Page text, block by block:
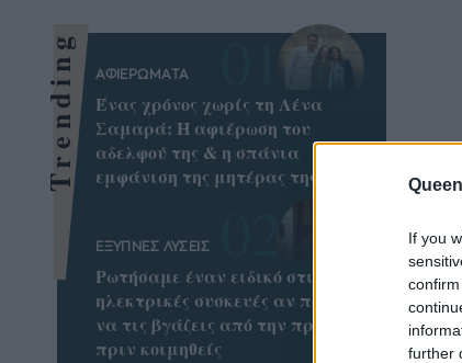
If you
further
Trending ΑΦΙΕΡΩΜΑΤΑ
Ένας χρόνος χωρίς τη Λένα
Σαμαρά: Η αφιέρωση του
αδελφού της & η σπάνια
εμφάνιση της μητέρας της
ΕΞΥΠΝΕΣ ΛΥΣΕΙΣ
Ρωτήσαμε έναν ειδικό στις
ηλεκτρικές συσκευές αν πρέπει
να τις βγάζεις από την πρίζα
πριν κοιμηθείς